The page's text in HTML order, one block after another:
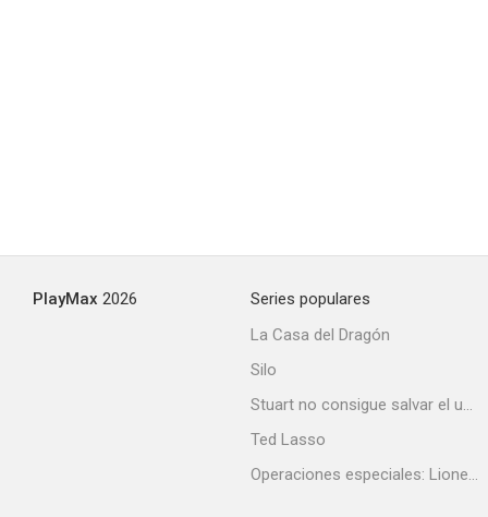
PlayMax 2026
Series populares
La Casa del Dragón
Silo
Stuart no consigue salvar el universo
Ted Lasso
Operaciones especiales: Lioness